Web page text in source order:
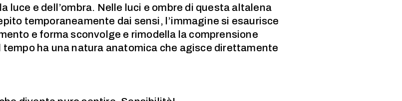
luce e dell’ombra. Nelle luci e ombre di questa altalena
temporaneamente dai sensi, l’immagine si esaurisce
e forma sconvolge e rimodella la comprensione
ha una natura anatomica che agisce direttamente